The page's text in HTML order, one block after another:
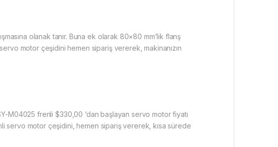
olanak tanır. Buna ek olarak 80×80 mm’lik flanş
motor çeşidini hemen sipariş vererek, makinanızın
M04025 frenli$330,00 ‘dan başlayan servo motor fiyatı
servo motor çeşidini, hemen sipariş vererek, kısa sürede